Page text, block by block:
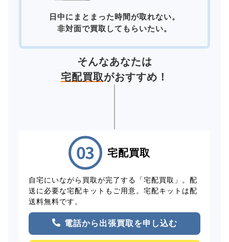
日中にまとまった時間が取れない。
非対面で買取してもらいたい。
そんなあなたは
宅配買取がおすすめ！
宅配買取
自宅にいながら買取が完了する「宅配買取」。配
送に必要な宅配キットもご用意。宅配キットは配
送料無料です。
電話から出張買取を申し込む